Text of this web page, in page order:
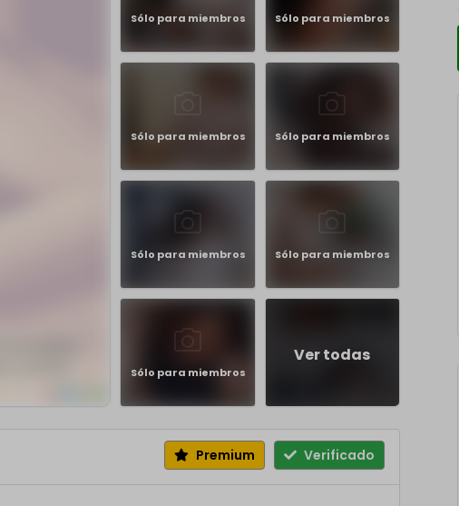
Sólo para miembros Sólo para miembros
Sólo para miembros Sólo para miembros
Sólo para miembros Sólo para miembros
Sólo para miembros
Ver todas
Premium Verificado